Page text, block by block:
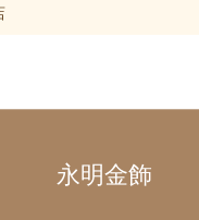
永明金飾